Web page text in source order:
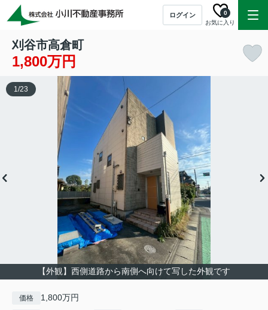
ログイン
お気に入り
0
刈谷市高倉町
1,800万円
【外観】西側道路から南側へ向けて写した外観です
1/23
価格 1,800万円